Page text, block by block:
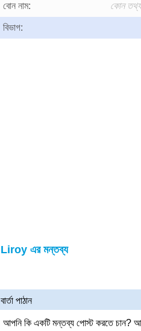
বোন নাম: কোন
বিভাগ:
Liroy এর মন্তব্য
বার্তা পাঠান
আপনি কি একটি মন্তব্য পোস্ট করতে চান?